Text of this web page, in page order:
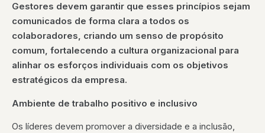
Gestores devem garantir que esses princípios sejam
comunicados de forma clara a todos os
colaboradores, criando um senso de propósito
comum, fortalecendo a cultura organizacional para
alinhar os esforços individuais com os objetivos
estratégicos da empresa.
Ambiente de trabalho positivo e inclusivo
Os líderes devem promover a diversidade e a inclusão,